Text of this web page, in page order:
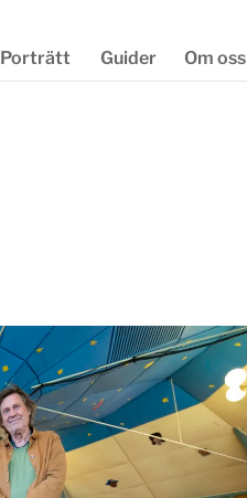
Porträtt Guider Om oss